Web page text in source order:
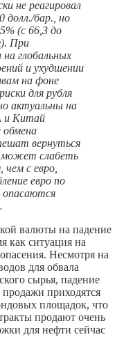
не реагировал
долл./бар., но
(с 66,3 до
При
глобальных
и ухудшении
на фоне
для рубля
актуальны на
и Китай
обмена
вернуться
может слабеть
чем с евро,
евро по
валюты на падение
как ситуация на
Несмотря на
для обвала
сырья, падение
приходятся
площадок, что
продают очень
для нефти сейчас